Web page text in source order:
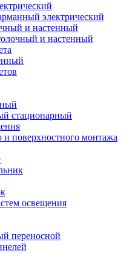
электрический
и настенный
и настенный
стационарный
и поверхностного монтажа
освещения
переносной